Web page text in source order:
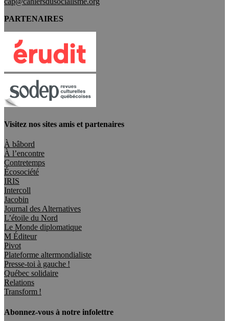
PARTENAIRES
Visitez nos sites amis et partenaires
À bâbord
À l’encontre
Contretemps
Écosociété
IRIS
Intercoll
Jacobin
Journal des Alternatives
L’étoile du Nord
Le Monde diplomatique
M Éditeur
Pivot
Plateforme altermondialiste
Presse-toi à gauche !
Québec solidaire
Relations
Transform !
Abonnez-vous à notre infolettre